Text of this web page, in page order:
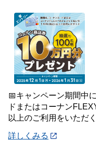
📅キャンペーン期間中
ドまたはコーナン
以上のご利用をいただ
詳しくみる